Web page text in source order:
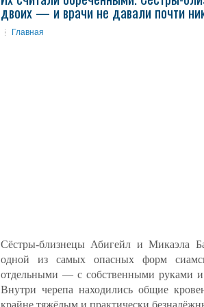
двоих — и врачи не давали почти
Главная
Сёстры-близнецы Абигейл и Микаэла
одной из самых опасных форм
отдельными — с собственными руками
Внутри черепа находились общие
крайне тяжёлым и практически